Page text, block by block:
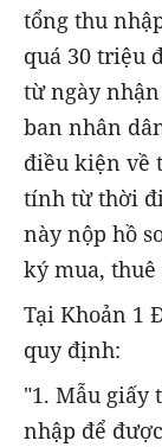
tổng thu
quá 30 triệu
từ ngày
ban nhân
điều kiện về
tính từ thời
này nộp hồ
ký mua,
Tại Khoản 1
quy định:
"1. Mẫu giấy
nhập để